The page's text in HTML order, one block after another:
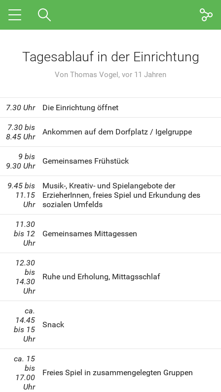
Nazarethstern
Pädagogik
Eltern
Stellenangebote
Tagesablauf in der Einrichtung
Von Thomas Vogel, vor 11 Jahren
7.30 Uhr Die Einrichtung öffnet
7.30 bis
8.45 Uhr
Ankommen auf dem Dorfplatz / Igelgruppe
9 bis
9.30 Uhr
Gemeinsames Frühstück
9.45 bis
11.15
Uhr
Musik-, Kreativ- und Spielangebote der
ErzieherInnen, freies Spiel und Erkundung des
sozialen Umfelds
11.30
bis 12
Uhr
Gemeinsames Mittagessen
12.30
bis
14.30
Uhr
Ruhe und Erholung, Mittagsschlaf
ca.
14.45
bis 15
Uhr
Snack
ca. 15
bis
17.00
Uhr
Freies Spiel in zusammengelegten Gruppen